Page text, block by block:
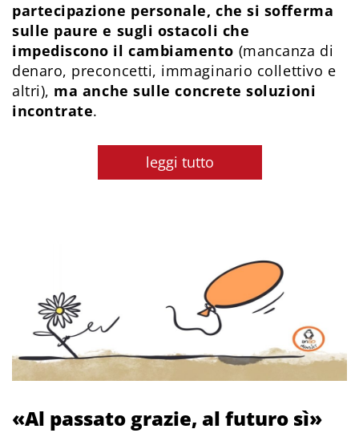
partecipazione personale, che si sofferma
sulle paure e sugli ostacoli che
impediscono il cambiamento (mancanza di
denaro, preconcetti, immaginario collettivo e
altri), ma anche sulle concrete soluzioni
incontrate.
leggi tutto
«Al passato grazie, al futuro sì»